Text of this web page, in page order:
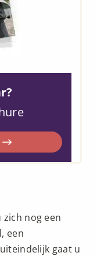
nog een
een
gaat u